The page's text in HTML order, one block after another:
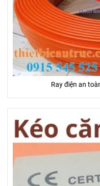
Ray điện an